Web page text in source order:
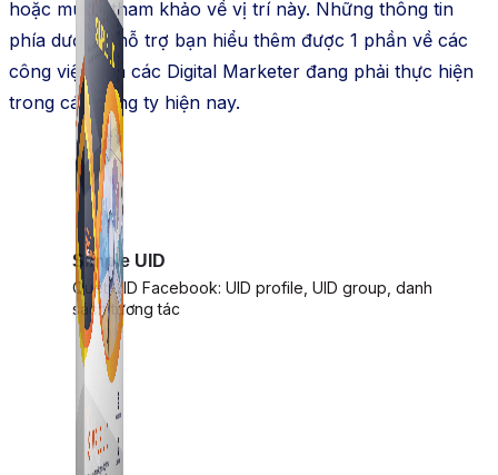
Simple UID
Quét UID Facebook: UID profile, UID group, danh
sách tương tác
hoặc muốn tham khảo về vị trí này. Những thông tin
phía dưới sẽ hỗ trợ bạn hiểu thêm được 1 phần về các
công việc của các Digital Marketer đang phải thực hiện
trong các công ty hiện nay.